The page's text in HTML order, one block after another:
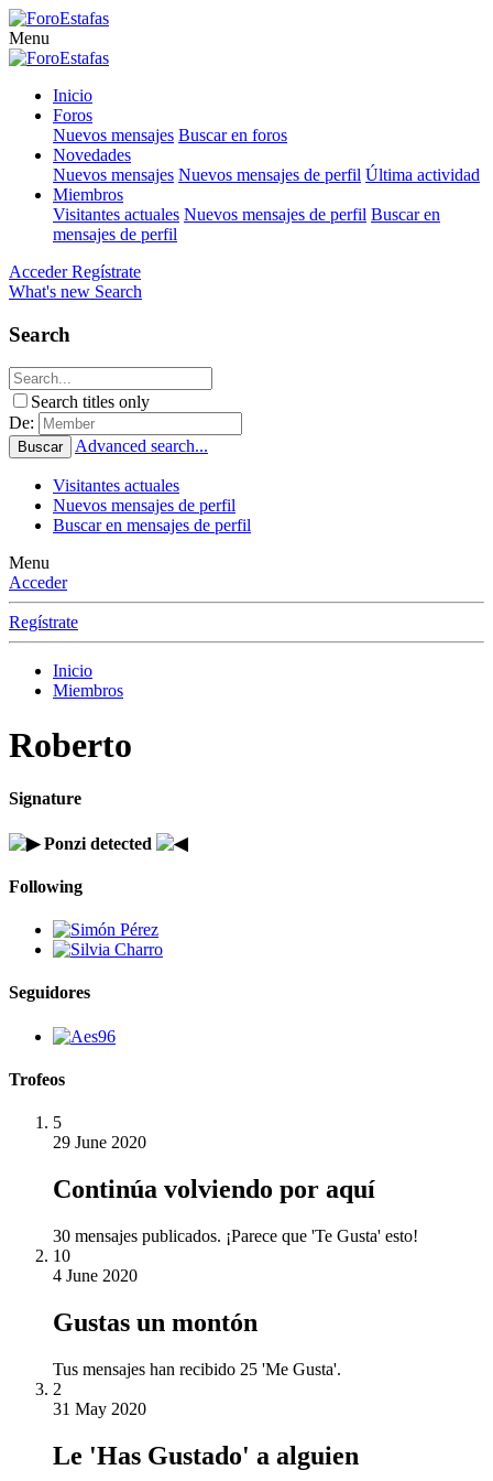
Menu
Inicio
Foros
Nuevos mensajes Buscar en foros
Novedades
Nuevos mensajes Nuevos mensajes de perfil Última actividad
Miembros
Visitantes actuales Nuevos mensajes de perfil Buscar en
mensajes de perfil
Acceder Regístrate
What's new Search
Search
Search titles only
De:
Buscar Advanced search...
Visitantes actuales
Nuevos mensajes de perfil
Buscar en mensajes de perfil
Menu
Acceder
Regístrate
Inicio
Miembros
Roberto
Signature
Ponzi detected
Following
Seguidores
Trofeos
5
29 June 2020
Continúa volviendo por aquí
30 mensajes publicados. ¡Parece que 'Te Gusta' esto!
10
4 June 2020
Gustas un montón
Tus mensajes han recibido 25 'Me Gusta'.
2
31 May 2020
Le 'Has Gustado' a alguien